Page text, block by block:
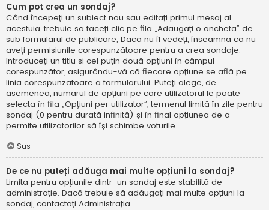
Cum pot crea un sondaj?
Când începeți un subiect nou sau editați primul mesaj al
acestuia, trebuie să faceți clic pe fila „Adăugați o anchetă” de
sub formularul de publicare; Dacă nu îl vedeți, înseamnă că nu
aveți permisiunile corespunzătoare pentru a crea sondaje.
Introduceți un titlu și cel puțin două opțiuni în câmpul
corespunzător, asigurându-vă că fiecare opțiune se află pe
linia corespunzătoare a formularului. Puteți alege, de
asemenea, numărul de opțiuni pe care utilizatorul le poate
selecta în fila „Opțiuni per utilizator”, termenul limită în zile pentru
sondaj (0 pentru durată infinită) și în final opțiunea de a
permite utilizatorilor să își schimbe voturile.
Sus
De ce nu puteți adăuga mai multe opțiuni la sondaj?
Limita pentru opțiunile dintr-un sondaj este stabilită de
administrație. Dacă trebuie să adăugați mai multe opțiuni la
sondaj, contactați Administrația.